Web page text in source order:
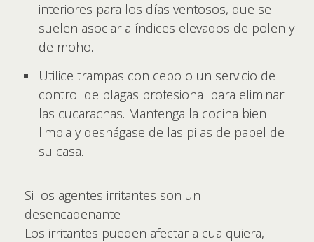
interiores para los días ventosos, que se
suelen asociar a índices elevados de polen y
de moho.
Utilice trampas con cebo o un servicio de
control de plagas profesional para eliminar
las cucarachas. Mantenga la cocina bien
limpia y deshágase de las pilas de papel de
su casa.
Si los agentes irritantes son un
desencadenante
Los irritantes pueden afectar a cualquiera,